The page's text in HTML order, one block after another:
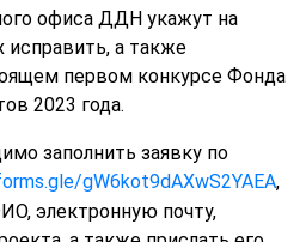
офиса ДДН укажут на
исправить, а также
первом конкурсе Фонда
2023 года.
заполнить заявку по
gW6kot9dAXwS2YAEA,
электронную почту,